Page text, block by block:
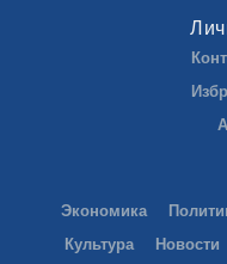
Экономика
Культура
Новости